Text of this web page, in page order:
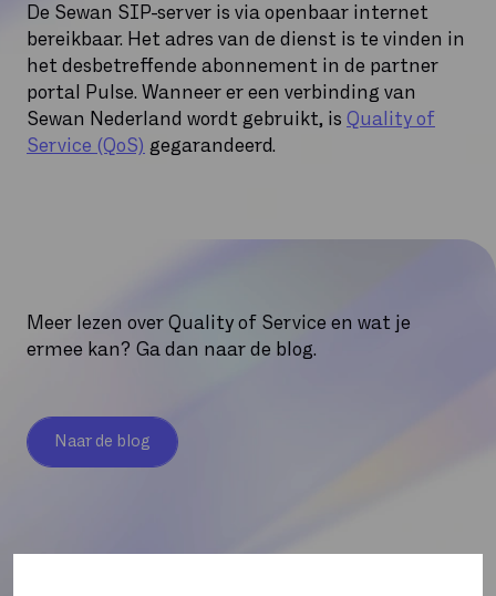
De Sewan SIP-server is via openbaar internet
bereikbaar. Het adres van de dienst is te vinden in
het desbetreffende abonnement in de partner
portal Pulse. Wanneer er een verbinding van
Sewan Nederland wordt gebruikt, is Quality of
Service (QoS) gegarandeerd.
Meer lezen over Quality of Service en wat je
ermee kan? Ga dan naar de blog.
Naar de blog